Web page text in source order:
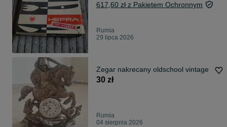
617,60 zł z Pakietem Ochronnym
Rumia
29 lipca 2026
Zegar nakrecany oldschool vintage
30 zł
Rumia
04 sierpnia 2026